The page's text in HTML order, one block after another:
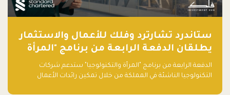
ستاندرد تشارترد وفلك للأعمال والاستثمار
يطلقان الدفعة الرابعة من برنامج "المرأة
والتكنولوجيا" لعام 2026 في المملكة
العربية السعودية
الدفعة الرابعة من برنامج "المرأة والتكنولوجيا" ستدعم شركات
التكنولوجيا الناشئة في المملكة من خلال تمكين رائدات الأعمال